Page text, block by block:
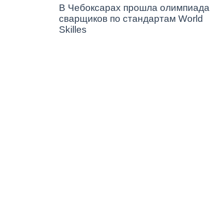
В Чебоксарах прошла олимпиада
сварщиков по стандартам World
Skilles